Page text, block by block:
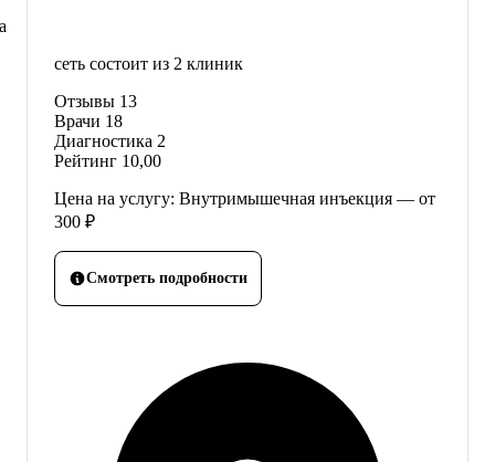
сеть состоит из 2 клиник
Отзывы 13
Врачи 18
Диагностика 2
Рейтинг 10,00
Цена на услугу: Внутримышечная инъекция — от
300 ₽
Смотреть подробности